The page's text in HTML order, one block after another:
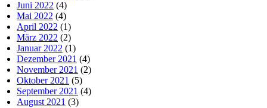
Juni 2022 (4)
Mai 2022 (4)
April 2022 (1)
März 2022 (2)
Januar 2022 (1)
Dezember 2021 (4)
November 2021 (2)
Oktober 2021 (5)
September 2021 (4)
August 2021 (3)